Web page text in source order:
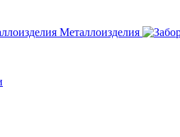
Металлоизделия